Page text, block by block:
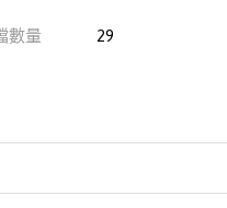
數量 29